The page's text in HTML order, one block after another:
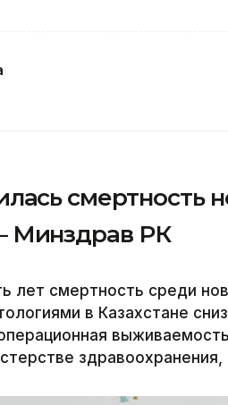
смертность
Минздрав РК
лет смертность среди
в Казахстане
здравоохранения,